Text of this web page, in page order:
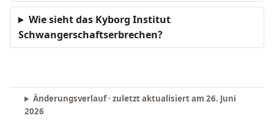
Wie sieht das Kyborg Institut
Schwangerschaftserbrechen?
Änderungsverlauf · zuletzt aktualisiert am 26. Juni
2026